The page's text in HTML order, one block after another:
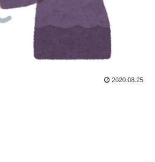
2020.08.25